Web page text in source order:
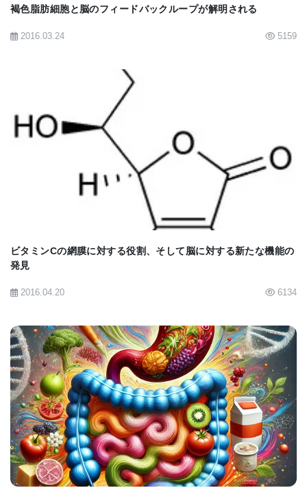
実験では、ビタミンEに生物学的活性が極似してい
る化合物が、高グルコースによる細胞膜修復不全を
そして今、マックネール博士は糖尿病の動物モデ
ルを用いて、高度の糖鎖修飾を防止する研究を計画
している。（タンパクに高度のグルコース付加が成
されれば、細胞膜の修復を妨げる事を、自身の研究
で明らかにしている。）高度の糖鎖修飾による細胞
レベルでは、既に完成されている。
Scientists Discover an Innate Function of Vitamin
E
褐色脂肪細胞と脳のフィードバックループが解明される
2016.03.24 5159
BIOMARKET JP
ビタミンCの網膜に対する役割、そして脳に対する新たな機能の
発見
2016.04.20 6134
BIOMARKET JP